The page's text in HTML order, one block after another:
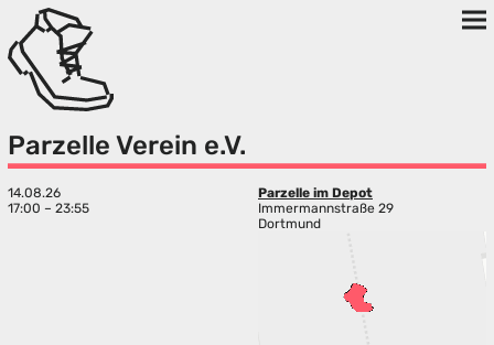
Parzelle Verein e.V.
14.08.26
17:00 – 23:55
Parzelle im Depot
Immermannstraße 29
Dortmund